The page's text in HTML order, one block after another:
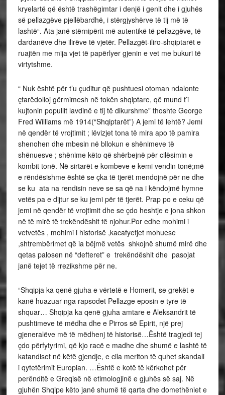
kryelartë që është trashëgimtar i denjë i genit dhe i gjuhës
së pellazgëve pjellëbardhë, i stërgjyshërve të tij më të
lashtë“. Ata janë stërnipërit më autentikë të pellazgëve, të
dardanëve dhe ilirëve të vjetër. Pellazgët-iliro-shqiptarët e
ruajtën me mija vjet të papërlyer gjenin e vet me bukuri të
virtytshme.
“ Nuk është për t’u çuditur që pushtuesi otoman ndalonte
çfarëdolloj gërmimesh në tokën shqiptare, që mund t’i
kujtonin popullit lavdinë e tij të dikurshme” thoshte George
Fred Williams më 1914(“Shqiptarët”) A jemi të lehtë? Jemi
në qendër të vrojtimit ; lëvizjet tona të mira apo të pamira
shenohen dhe mbesin në bllokun e shënimeve të
shënuesve ; shënime këto që shërbejnë për cilësimin e
kombit tonë. Në sirtarët e kombeve e kemi vendin tonë;më
e rëndësishme është se çka të tjerët mendojnë për ne dhe
se ku ata na rendisin neve se sa që na i këndojmë hymne
vetës pa e dijtur se ku jemi për të tjerët. Prap po e ceku që
jemi në qendër të vrojtimit dhe se çdo heshtje e jona shkon
në të mirë të trekëndëshit të njohur.Por edhe mohimi i
vetvetës , mohimi i historisë ,kacafyetjet mohuese
,shtrembërimet që ia bëjmë vetës shkojnë shumë mirë dhe
qetas palosen në “defteret” e trekëndëshit dhe pasojat
janë tejet të rrezikshme për ne.
“Shqipja ka qenë gjuha e vërtetë e Homerit, se grekët e
kanë huazuar nga rapsodet Pellazge eposin e tyre të
shquar… Shqipja ka qenë gjuha amtare e Aleksandrit të
pushtimeve të mëdha dhe e Pirros së Epirit, një prej
gjeneralëve më të mëdhenj të historisë…Është tragjedi tej
çdo përfytyrimi, që kjo racë e madhe dhe shumë e lashtë të
katandiset në këtë gjendje, e cila meriton të quhet skandali
i qytetërimit Europian. …Është e kotë të kërkohet për
perënditë e Greqisë në etimologjinë e gjuhës së saj. Në
gjuhën Shqipe këto janë shumë të qarta dhe domethëniet e